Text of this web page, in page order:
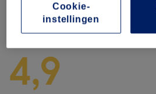
Reviews
4,9
Cookie-
instellingen